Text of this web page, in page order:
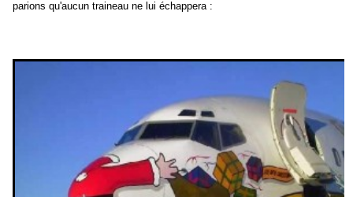
parions qu'aucun traineau ne lui échappera :